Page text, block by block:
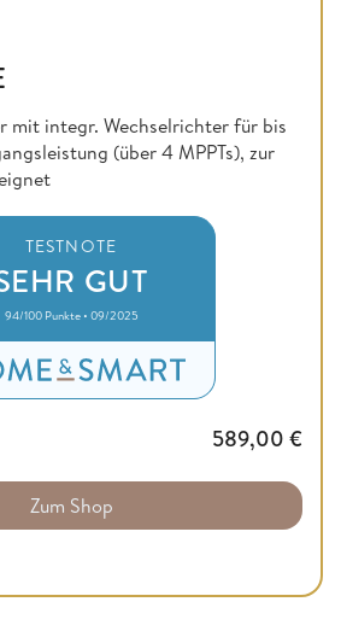
mit integr. Wechselrichter für bis
(über 4 MPPTs), zur
TESTNOTE
GUT
94/100 Punkte • 09/2025
589,00 €
Zum Shop